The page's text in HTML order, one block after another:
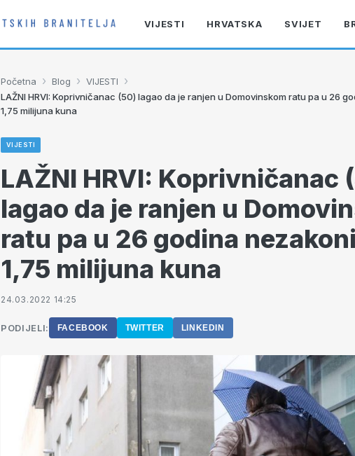
VIJESTI HRVATSKA SVIJET
Početna › Blog › VIJESTI ›
LAŽNI HRVI: Koprivničanac (50) lagao da je ranjen u Domovinskom ratu pa u 26
1,75 milijuna kuna
VIJESTI
LAŽNI HRVI: Koprivničanac
lagao da je ranjen u
ratu pa u 26 godina
1,75 milijuna kuna
24.03.2022 14:25
PODIJELI: FACEBOOK TWITTER LINKEDIN